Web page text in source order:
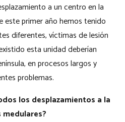
a un centro en la
este primer año hemos tenido
diferentes, víctimas de lesión
esta unidad deberían
en procesos largos y
problemas.
los desplazamientos a la